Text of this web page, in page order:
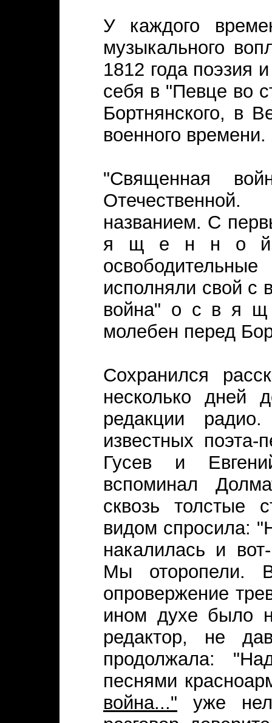
У каждого
музыкального
1812 года поэзия
себя в "Певце во
Бортнянского, в
военного времени.
"Священная
названием. С
я щ е н н о й,
исполняли свой
война" о с в я щ
молебен перед
Сохранился
несколько дней
редакции
известных поэта-
Гусев и
вспоминал
сквозь толстые
видом спросила:
накалилась и
Мы оторопели.
опровержение
ином духе было
редактор, не
продолжала:
песнями
война..." уже